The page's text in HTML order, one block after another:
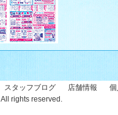
スタッフブログ 店舗情報
All rights reserved.